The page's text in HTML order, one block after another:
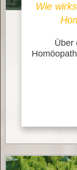
Wie
Über